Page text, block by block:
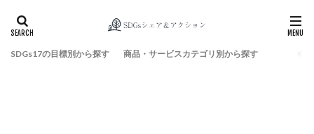
SDGs17の目標別から探す 商品・サービスカテゴリ別から探す
検索